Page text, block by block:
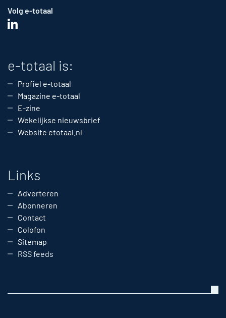
Volg e-totaal
e-totaal is:
Profiel e-totaal
Magazine e-totaal
E-zine
Wekelijkse nieuwsbrief
Website etotaal.nl
Links
Adverteren
Abonneren
Contact
Colofon
Sitemap
RSS feeds